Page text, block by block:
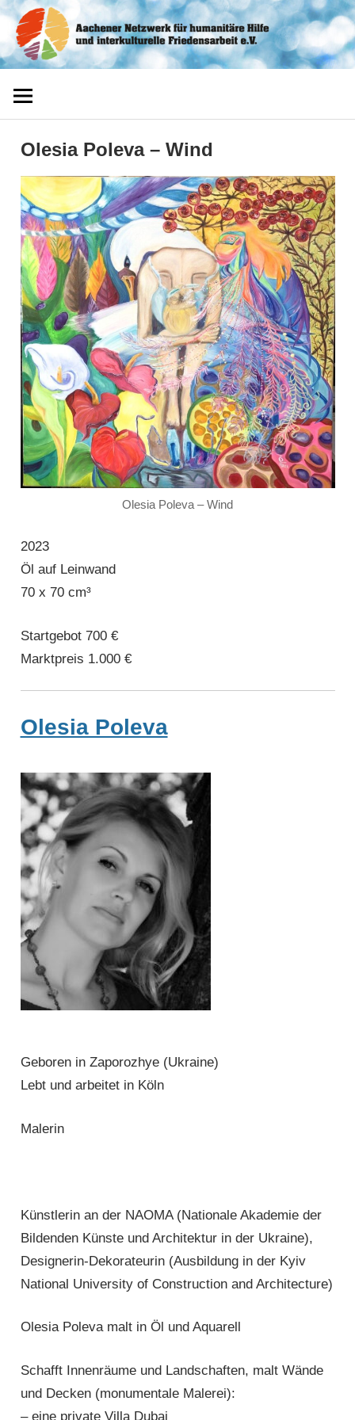
Zum
Inhalt
springen
Aachener
Netzwerk
Olesia Poleva – Wind
Olesia Poleva – Wind
2023
Öl auf Leinwand
70 x 70 cm³
Startgebot 700 €
Marktpreis 1.000 €
Olesia Poleva
Geboren in Zaporozhye (Ukraine)
Lebt und arbeitet in Köln
Malerin
Künstlerin an der NAOMA (Nationale Akademie der
Bildenden Künste und Architektur in der Ukraine),
Designerin-Dekorateurin (Ausbildung in der Kyiv
National University of Construction and Architecture)
Olesia Poleva malt in Öl und Aquarell
Schafft Innenräume und Landschaften, malt Wände
und Decken (monumentale Malerei):
– eine private Villa Dubai